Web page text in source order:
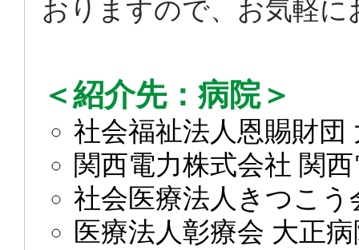
おりますので、お気軽に
＜紹介先：病院＞
社会福祉法人恩賜財団
関西電力株式会社 関
社会医療法人きつこう
医療法人彰療会 大正